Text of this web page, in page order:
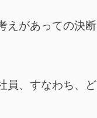
えがあっての決断
員、すなわち、ど